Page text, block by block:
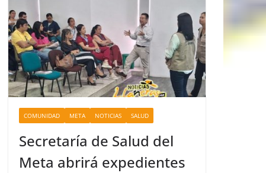
COMUNIDAD META NOTICIAS SALUD
Secretaría de Salud del
Meta abrirá expedientes